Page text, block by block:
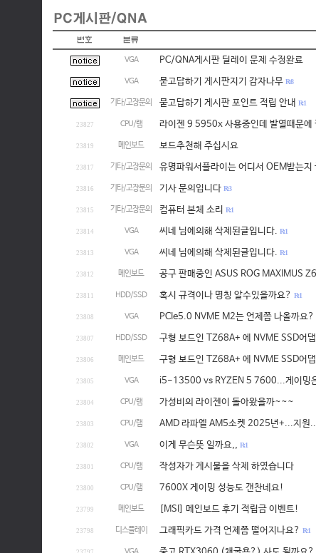
VGA PC/QNA게시판 딜레이 문제 수정완료
VGA 묻고답하기 게시판지기 감자나무 R: 8
기타/고장문의 묻고답하기 게시판 포인트 적립 안내 R: 1
23827 CPU/램 라이젠 9 5950x 사용중인데 발열때문에
23819 메인보드 보드추천해 주십시요
23817 기타/고장문의 유명파워서플라이는 어디서 OEM받는지
23816 기타/고장문의 기사 문의입니다 R: 3
23815 기타/고장문의 컴퓨터 본체 소리 R: 1
23814 VGA 씨네 님에의해 삭제된글입니다. R: 1
23813 VGA 씨네 님에의해 삭제된글입니다. R: 1
23812 메인보드 공구 판매중인 ASUS ROG MAXIMUS
23811 HDD/SSD 혹시 규격이나 명칭 알수있을까요? R: 1
23808 VGA PCIe5.0 NVME M2는 언제쯤 나올까요
23807 HDD/SSD 구형 보드인 TZ68A+ 에 NVME SSD어
23806 메인보드 구형 보드인 TZ68A+ 에 NVME SSD어
23805 VGA i5-13500 vs RYZEN 5 7600...게이밍
23804 CPU/램 가성비의 라이젠이 돌아왔을까~~~
23803 CPU/램 AMD 라파엘 AM5소켓 2025년+...지원
23802 VGA 이게 무슨뜻 일까요,, R: 1
23801 CPU/램 작성자가 게시물을 삭제 하였습니다
23800 CPU/램 7600X 게이밍 성능도 갠찬네요!
23799 메인보드 [MSI] 메인보드 후기 적립금 이벤트!
23798 디스플레이 그래픽카드 가격 언제쯤 떨어지나요? R: 1